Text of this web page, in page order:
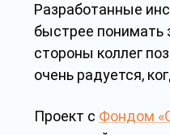
Разработанные
быстрее понимать
стороны коллег
очень радуется,
Проект с Фондом